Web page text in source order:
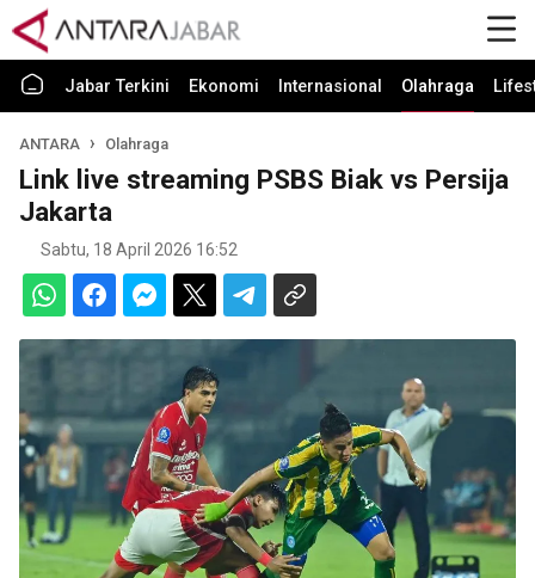
Jabar Terkini Ekonomi Internasional Olahraga
ANTARA Olahraga
Link live streaming PSBS Biak vs Persija
Jakarta
Sabtu, 18 April 2026 16:52